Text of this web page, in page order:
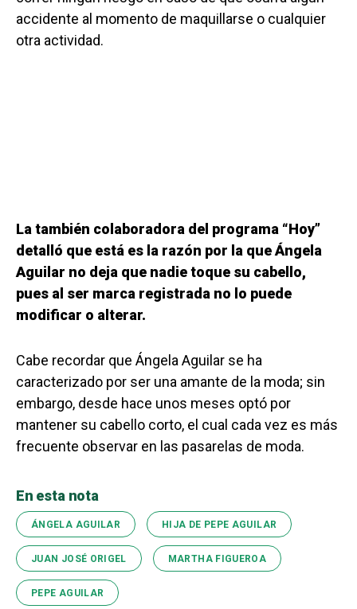
accidente al momento de maquillarse o cualquier
otra actividad.
La también colaboradora del programa “Hoy”
detalló que está es la razón por la que Ángela
Aguilar no deja que nadie toque su cabello,
pues al ser marca registrada no lo puede
modificar o alterar.
Cabe recordar que Ángela Aguilar se ha
caracterizado por ser una amante de la moda; sin
embargo, desde hace unos meses optó por
mantener su cabello corto, el cual cada vez es más
frecuente observar en las pasarelas de moda.
En esta nota
ÁNGELA AGUILAR HIJA DE PEPE AGUILAR
JUAN JOSÉ ORIGEL MARTHA FIGUEROA
PEPE AGUILAR